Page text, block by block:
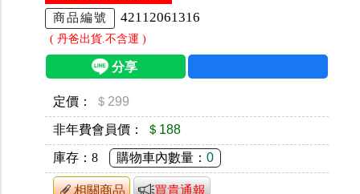
商品編號 42112061316
( 丹爸出貨.不含運 )
定價： ＄299
非年費會員價： ＄188
庫存： 8 購物車內數量： 0
相關商品 買貴通報